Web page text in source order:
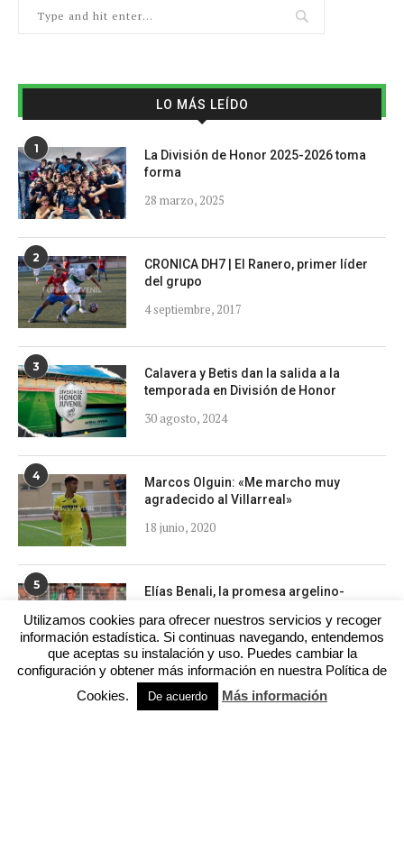
LO MÁS LEÍDO
1
La División de Honor 2025-2026 toma
forma
28 marzo, 2025
2
CRONICA DH7 | El Ranero, primer líder
del grupo
4 septiembre, 2017
3
Calavera y Betis dan la salida a la
temporada en División de Honor
30 agosto, 2024
4
Marcos Olguin: «Me marcho muy
agradecido al Villarreal»
18 junio, 2020
5
Elías Benali, la promesa argelino-
1 octubre, 2021
Utilizamos cookies para ofrecer nuestros servicios y recoger
información estadística. Si continuas navegando, entendemos
que aceptas su instalación y uso. Puedes cambiar la
configuración y obtener más información en nuestra Política de
Cookies.
De acuerdo Más información